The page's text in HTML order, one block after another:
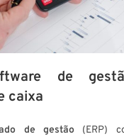
de
caixa
de gestão (ERP)